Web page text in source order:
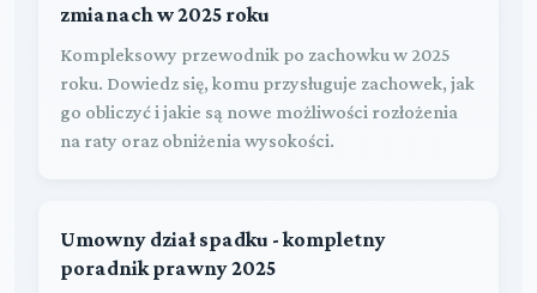
zmianach w 2025 roku
Kompleksowy przewodnik po zachowku w 2025
roku. Dowiedz się, komu przysługuje zachowek, jak
go obliczyć i jakie są nowe możliwości rozłożenia
na raty oraz obniżenia wysokości.
Umowny dział spadku - kompletny
poradnik prawny 2025